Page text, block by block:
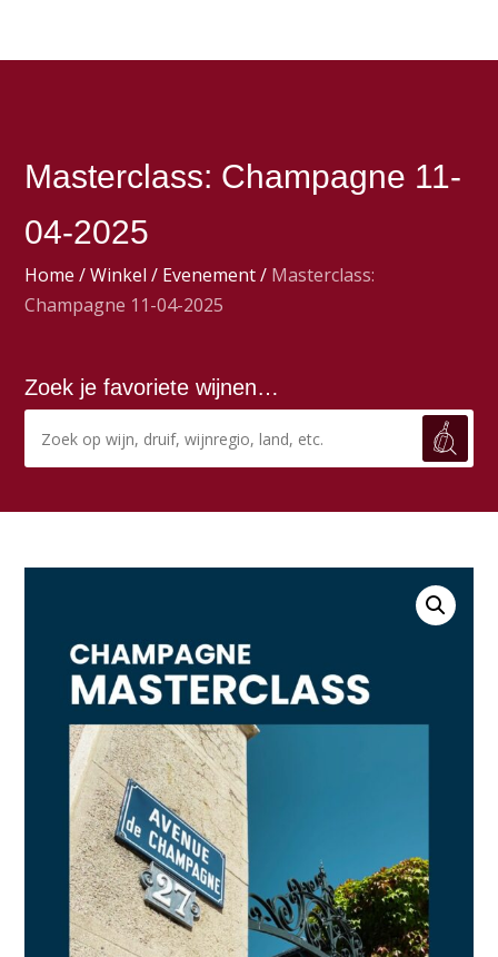
Masterclass: Champagne 11-
04-2025
Home /Winkel / Evenement/ Masterclass:
Champagne 11-04-2025
Zoek je favoriete wijnen…